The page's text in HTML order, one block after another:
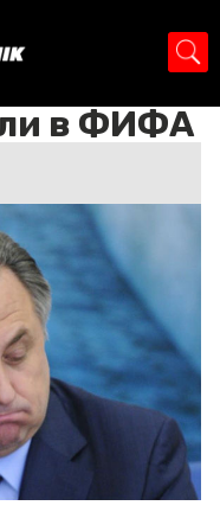
в ФИФА